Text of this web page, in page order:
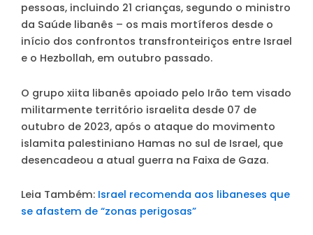
pessoas, incluindo 21 crianças, segundo o ministro
da Saúde libanês – os mais mortíferos desde o
início dos confrontos transfronteiriços entre Israel
e o Hezbollah, em outubro passado.
O grupo xiita libanês apoiado pelo Irão tem visado
militarmente território israelita desde 07 de
outubro de 2023, após o ataque do movimento
islamita palestiniano Hamas no sul de Israel, que
desencadeou a atual guerra na Faixa de Gaza.
Leia Também: Israel recomenda aos libaneses que
se afastem de “zonas perigosas”